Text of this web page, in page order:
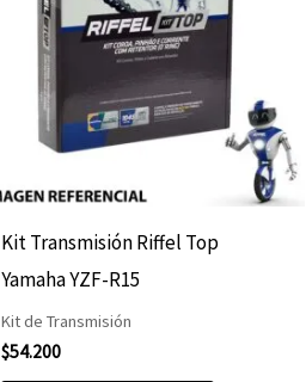
Kit Transmisión Riffel Top
Yamaha YZF-R15
Kit de Transmisión
$54.200